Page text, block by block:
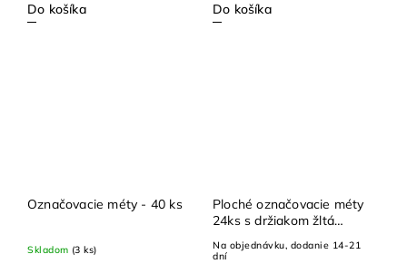
Do košíka Do košíka
Označovacie méty - 40 ks
Skladom (3 ks)
Ploché označovacie méty
24ks s držiakom žltá
Na objednávku, dodanie 14-21
dní